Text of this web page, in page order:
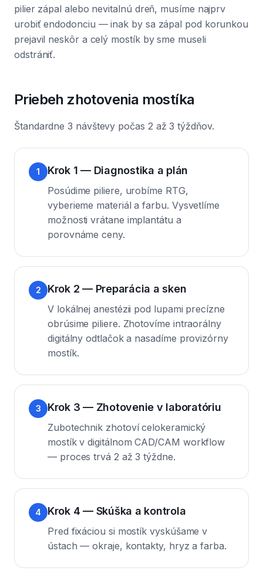
pilier zápal alebo nevitalnú dreň, musíme najprv
urobiť endodonciu — inak by sa zápal pod korunkou
prejavil neskôr a celý mostík by sme museli
odstrániť.
Priebeh zhotovenia mostíka
Štandardne 3 návštevy počas 2 až 3 týždňov.
1 Krok 1 — Diagnostika a plán
Posúdime piliere, urobíme RTG,
vyberieme materiál a farbu. Vysvetlíme
možnosti vrátane implantátu a
porovnáme ceny.
2 Krok 2 — Preparácia a sken
V lokálnej anestézii pod lupami precízne
obrúsime piliere. Zhotovíme intraorálny
digitálny odtlačok a nasadíme provizórny
mostík.
3 Krok 3 — Zhotovenie v laboratóriu
Zubotechnik zhotoví celokeramický
mostík v digitálnom CAD/CAM workflow
— proces trvá 2 až 3 týždne.
4 Krok 4 — Skúška a kontrola
Pred fixáciou si mostík vyskúšame v
ústach — okraje, kontakty, hryz a farba.